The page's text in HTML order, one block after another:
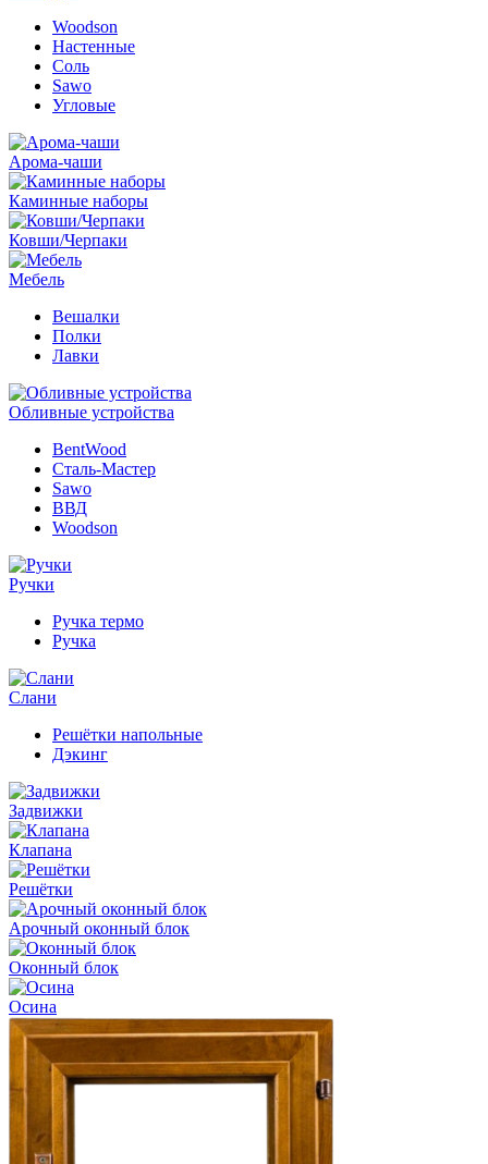
Woodson
Настенные
Соль
Sawo
Угловые
Арома-чаши
Каминные наборы
Ковши/Черпаки
Мебель
Вешалки
Полки
Лавки
Обливные устройства
BentWood
Сталь-Мастер
Sawo
ВВД
Woodson
Ручки
Ручка термо
Ручка
Слани
Решётки напольные
Дэкинг
Задвижки
Клапана
Решётки
Арочный оконный блок
Оконный блок
Осина